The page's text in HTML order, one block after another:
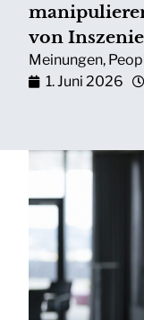
von
Meinungen,
1. Juni 2026